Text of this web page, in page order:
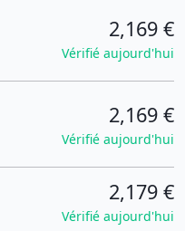
2,169 €
Vérifié aujourd'hui
2,169 €
Vérifié aujourd'hui
2,179 €
Vérifié aujourd'hui